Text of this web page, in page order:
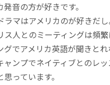
音の方が好きです。
ラマはアメリカのが好きだし
ス人とのミーティングは頻
グでアメリカ英語が聞きと
ャンプでネイティブとのレ
っています。